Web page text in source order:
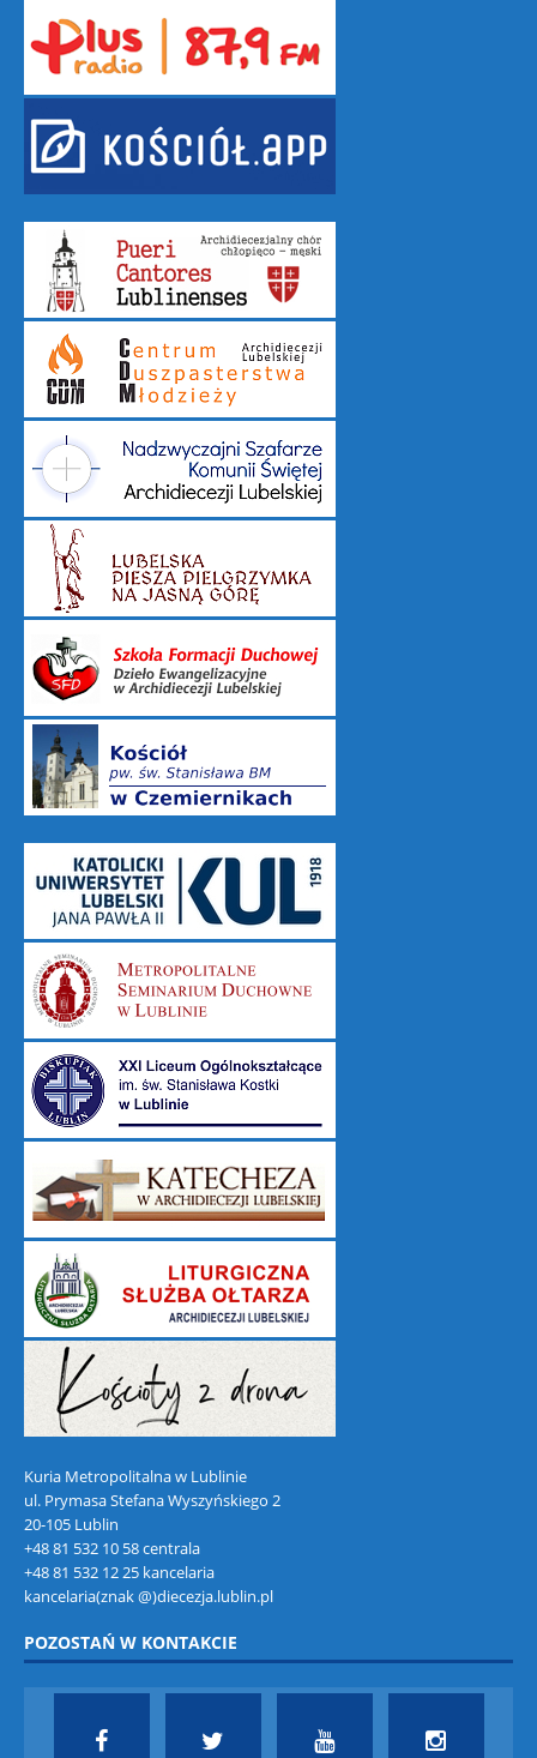
Kuria Metropolitalna w Lublinie
ul. Prymasa Stefana Wyszyńskiego 2
20-105 Lublin
+48 81 532 10 58 centrala
+48 81 532 12 25 kancelaria
kancelaria(znak @)diecezja.lublin.pl
POZOSTAŃ W KONTAKCIE